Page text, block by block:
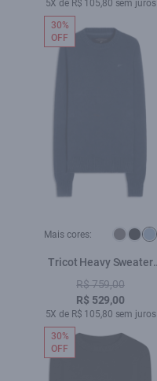
5X de R$ 105,80 sem juros
Mais cores:
Tricot Heavy Sweater
Azul Bic
R$ 759,00
R$ 529,00
5X de R$ 105,80 sem juros
30%
OFF
30%
OFF